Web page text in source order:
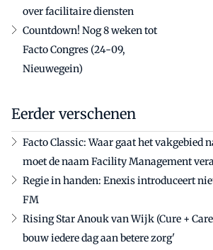
over facilitaire diensten
Countdown! Nog 8 weken tot
Facto Congres (24-09,
Nieuwegein)
Eerder verschenen
Facto Classic: Waar gaat het vakgebied
moet de naam Facility Management
Regie in handen: Enexis introduceert
FM
Rising Star Anouk van Wijk (Cure +
bouw iedere dag aan betere zorg'